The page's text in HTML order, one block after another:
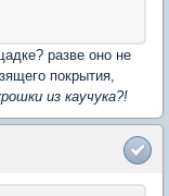
разве оно не
покрытия,
из каучука?!